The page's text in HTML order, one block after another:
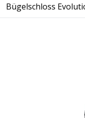
Bügelschloss